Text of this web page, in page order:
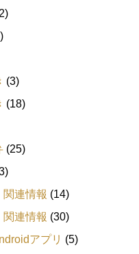
(3)
(18)
(25)
関連情報 (14)
連情報 (30)
アプリ (5)